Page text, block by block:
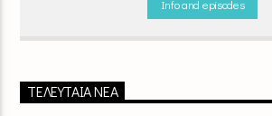
Καθημερινά(Δευτέρα-
Info and episodes
ΤΕΛΕΥΤΑΊΑ ΝΈΑ